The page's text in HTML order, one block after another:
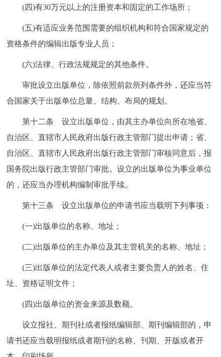
(四)有30万元以上的注册资本和固定的工作场所；
(五)有适应业务范围需要的组织机构和符合国家规定的
资格条件的编辑出版专业人员；
(六)法律、行政法规规定的其他条件。
审批设立出版单位，除依照前款所列条件外，还应当符
合国家关于出版单位总量、结构、布局的规划。
第十二条 设立出版单位，由其主办单位向所在地省、
自治区、直辖市人民政府出版行政主管部门提出申请；省、
自治区、直辖市人民政府出版行政主管部门审核同意后，报
国务院出版行政主管部门审批。设立的出版单位为事业单位
的，还应当办理机构编制审批手续。
第十三条 设立出版单位的申请书应当载明下列事项：
(一)出版单位的名称、地址；
(二)出版单位的主办单位及其主管机关的名称、地址；
(三)出版单位的法定代表人或者主要负责人的姓名、住
址、资格证明文件；
(四)出版单位的资金来源及数额。
设立报社、期刊社或者报纸编辑部、期刊编辑部的，申
请书还应当载明报纸或者期刊的名称、刊期、开版或者开